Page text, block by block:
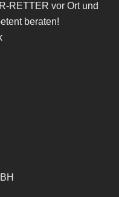
RETTER vor Ort und
beraten!